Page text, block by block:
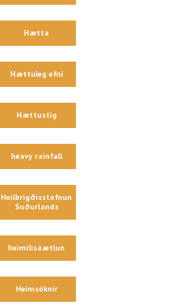
Hætta
Hættuleg efni
Hættustig
heavy rainfall
Heilbrigðisstofnun
Suðurlands
heimilisáætlun
Heimsóknir